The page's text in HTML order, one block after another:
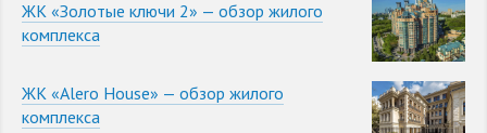
ЖК «Золотые ключи 2» — обзор жилого
комплекса
ЖК «Alero House» — обзор жилого
комплекса